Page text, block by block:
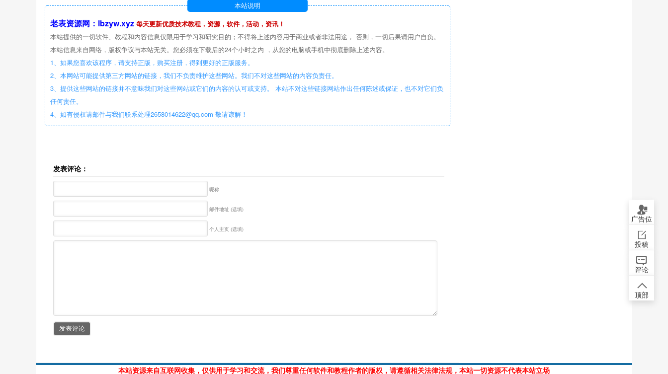
本站说明
老表资源网：lbzyw.xyz 每天更新优质技术教程，资源，软件，活动，资讯！
本站提供的一切软件、教程和内容信息仅限用于学习和研究目的；不得将上述内容用于商业或者非法用途， 否则，一切后果请用户自负。
本站信息来自网络，版权争议与本站无关。您必须在下载后的24个小时之内 ，从您的电脑或手机中彻底删除上述内容。
1、如果您喜欢该程序，请支持正版，购买注册，得到更好的正版服务。
2、本网站可能提供第三方网站的链接，我们不负责维护这些网站。我们不对这些网站的内容负责任。
3、提供这些网站的链接并不意味我们对这些网站或它们的内容的认可或支持。 本站不对这些链接网站作出任何陈述或保证，也不对它们负
任何责任。
4、如有侵权请邮件与我们联系处理2658014622@qq.com 敬请谅解！
发表评论：
昵称
邮件地址 (选填)
个人主页 (选填)
本站资源来自互联网收集，仅供用于学习和交流，我们尊重任何软件和教程作者的版权，请遵循相关法律法规，本站一切资源不代表本站立场
广告位
投稿
评论
顶部